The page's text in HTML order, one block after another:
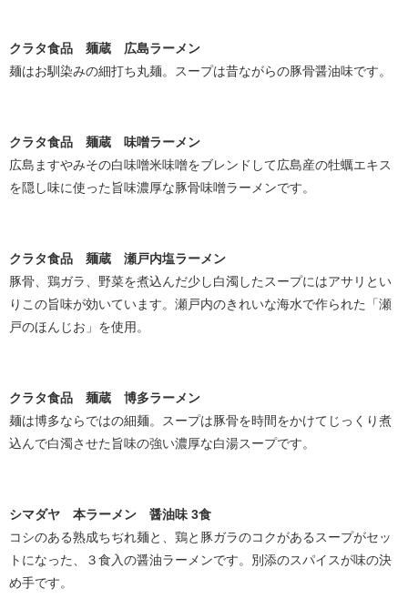
クラタ食品 麺蔵 広島ラーメン
麺はお馴染みの細打ち丸麺。スープは昔ながらの豚骨醤油味です。
クラタ食品 麺蔵 味噌ラーメン
広島ますやみその白味噌米味噌をブレンドして広島産の牡蠣エキス
を隠し味に使った旨味濃厚な豚骨味噌ラーメンです。
クラタ食品 麺蔵 瀬戸内塩ラーメン
豚骨、鶏ガラ、野菜を煮込んだ少し白濁したスープにはアサリとい
りこの旨味が効いています。瀬戸内のきれいな海水で作られた「瀬
戸のほんじお」を使用。
クラタ食品 麺蔵 博多ラーメン
麺は博多ならではの細麺。スープは豚骨を時間をかけてじっくり煮
込んで白濁させた旨味の強い濃厚な白湯スープです。
シマダヤ 本ラーメン 醤油味 3食
コシのある熟成ちぢれ麺と、鶏と豚ガラのコクがあるスープがセッ
トになった、３食入の醤油ラーメンです。別添のスパイスが味の決
め手です。